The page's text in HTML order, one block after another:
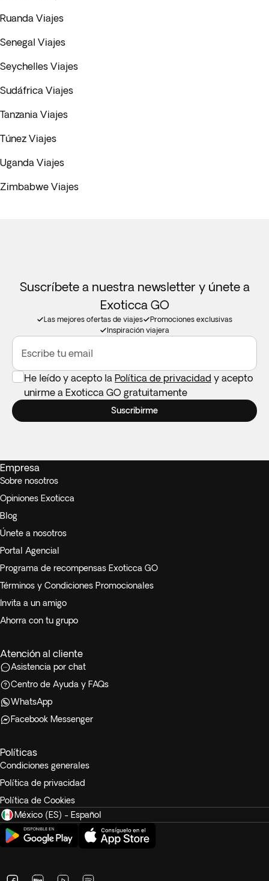
Ruanda Viajes
Senegal Viajes
Seychelles Viajes
Sudáfrica Viajes
Tanzania Viajes
Túnez Viajes
Uganda Viajes
Zimbabwe Viajes
Suscríbete a nuestra newsletter y únete a
Exoticca GO
Las mejores ofertas de viajes
Promociones exclusivas
Inspiración viajera
Escribe tu email
He leído y acepto la Política de privacidad y acepto
unirme a Exoticca GO gratuitamente
Suscribirme
Empresa
Sobre nosotros
Opiniones Exoticca
Blog
Únete a nosotros
Portal Agencial
Programa de recompensas Exoticca GO
Términos y Condiciones Promocionales
Invita a un amigo
Ahorra con tu grupo
Atención al cliente
Asistencia por chat
Centro de Ayuda y FAQs
WhatsApp
Facebook Messenger
Políticas
Condiciones generales
Política de privacidad
Política de Cookies
México (ES) - Español